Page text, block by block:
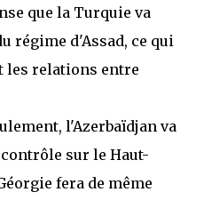
que la Turquie va
régime d'Assad, ce qui
les relations entre
l'Azerbaïdjan va
sur le Haut-
fera de même